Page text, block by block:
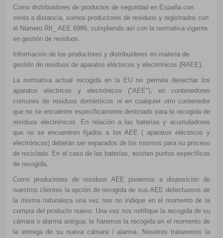
Como distribuidores de productos de seguridad en España con
venta a distancia, somos productores de residuos y registrados con
el Número RII_ AEE 6986, cumpliendo así con la normativa vigente
en gestión de residuos.
Información de los productores y distribuidores en materia de
gestión de residuos de aparatos eléctricos y electrónicos (RAEE).
La normativa actual recogida en la EU no permite desechar los
aparatos eléctricos y electrónicos ("AEE"), en contenedores
comunes de residuos domésticos ni en cualquier otro contenedor
que no se encuentre específicamente destinado para la recogida de
residuos electrónicos. En relación a las baterías y acumuladores
que no se encuentren fijados a los AEE ( aparatos eléctricos y
electrónicos) deberán ser separados de los mismos para su proceso
de reciclado. En el caso de las baterías, existen puntos específicos
de recogida.
Como productores de residuos AEE ponemos a disposición de
nuestros clientes la opción de recogida de sus AEE defectuosos de
la misma naturaleza una vez nos no indique en el momento de la
compra del producto nuevo. Una vez nos notifique la recogida de su
cámara o alarma antigua, le haremos la recogida en el momento de
la entrega de su nueva cámara / alarma. Nosotros trataremos la